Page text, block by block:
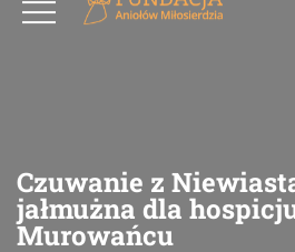
Czuwanie z
jałmużna dla
Murowańcu